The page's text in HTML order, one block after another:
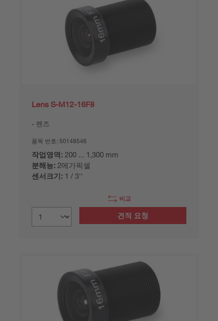
Lens S-M12-16F8
렌즈
품목 번호: 50148546
작업영역: 200 ... 1,300 mm
분해능: 2메가픽셀
센서크기: 1 / 3''
비교
견적 요청